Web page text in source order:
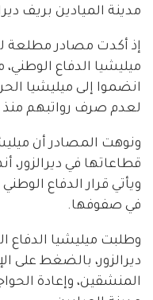
مدينة الميادين بريف
إذ أكدت مصادر مطلعة
ميليشيا الدفاع
انضموا إلى ميليشيا
لعدم صرف رواتبهم
ونوهت المصادر أن
قطاعاتها في ديرالزور،
ويأتي قرار الدفاع
في صفوفها.
وطلبت ميليشيا الدفاع
ديرالزور، بالضغط على
المنشقين، وإعادة